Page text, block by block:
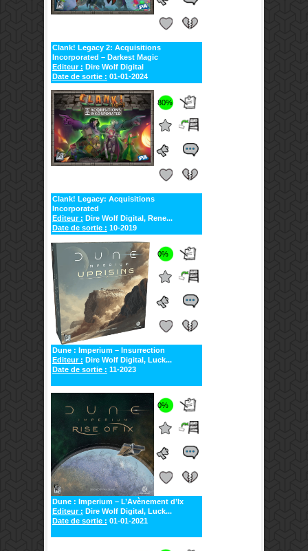
Clank! Legacy 2: Acquisitions
Incorporated – Darkest Magic
Editeur : Dire Wolf Digital
Date de sortie : 01-01-2024
80%
Clank! Legacy: Acquisitions
Incorporated
Editeur : Dire Wolf Digital, Rene...
Date de sortie : 10-2019
0%
Dune : Imperium – Insurrection
Editeur : Dire Wolf Digital, Luck...
Date de sortie : 11-2023
0%
Dune : Imperium – L’Avènement d’Ix
Editeur : Dire Wolf Digital, Luck...
Date de sortie : 01-01-2021